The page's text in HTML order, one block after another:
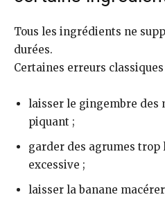
Tous les ingrédients ne
durées.
Certaines erreurs classiques
laisser le gingembre
piquant ;
garder des agrumes
excessive ;
laisser la banane